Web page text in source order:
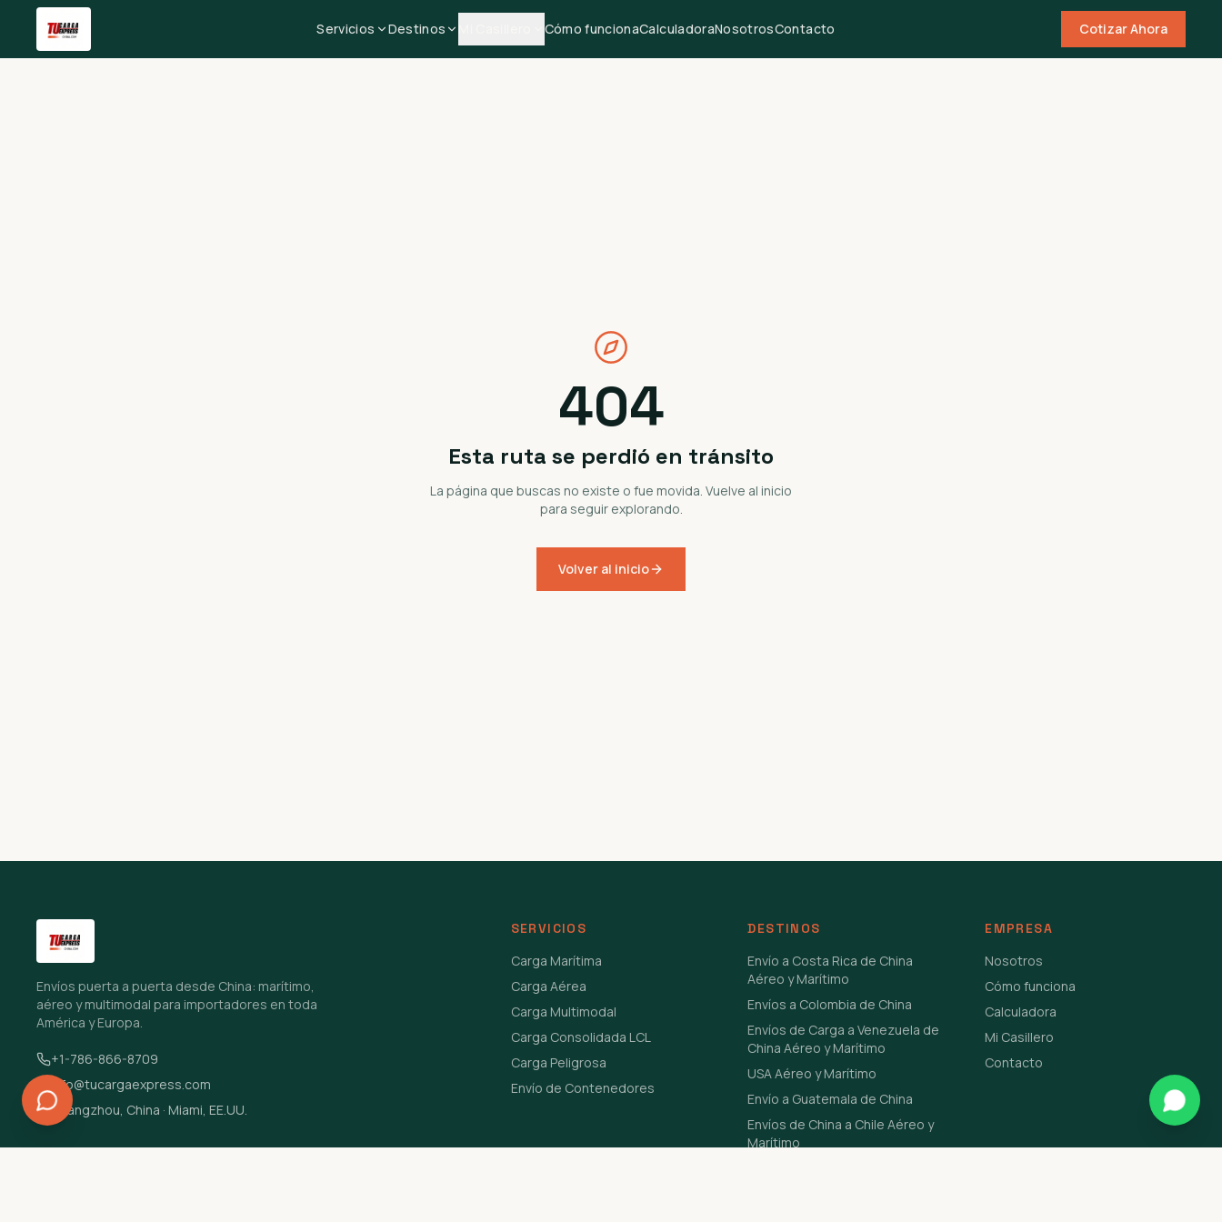
Servicios Destinos Cómo funcionaCalculadoraNosotrosContacto Cotizar Ahora
404
Esta ruta se perdió en tránsito
La página que buscas no existe o fue movida. Vuelve al inicio
para seguir explorando.
Volver al inicio
Envíos puerta a puerta desde China: marítimo,
aéreo y multimodal para importadores en toda
América y Europa.
+1-786-866-8709
info@tucargaexpress.com
Guangzhou, China · Miami, EE.UU.
SERVICIOS
Carga Marítima
Carga Aérea
Carga Multimodal
Carga Consolidada LCL
Carga Peligrosa
Envío de Contenedores
DESTINOS
Envío a Costa Rica de China
Aéreo y Marítimo
Envíos a Colombia de China
Envíos de Carga a Venezuela de
China Aéreo y Marítimo
USA Aéreo y Marítimo
Envío a Guatemala de China
Envíos de China a Chile Aéreo y
Marítimo
EMPRESA
Nosotros
Cómo funciona
Calculadora
Mi Casillero
Contacto